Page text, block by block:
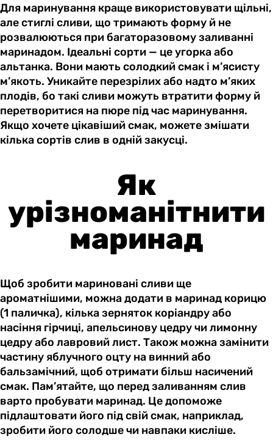
Для маринування краще використовувати щільні,
але стиглі сливи, що тримають форму й не
розвалюються при багаторазовому заливанні
маринадом. Ідеальні сорти — це угорка або
альтанка. Вони мають солодкий смак і м’ясисту
м’якоть. Уникайте перезрілих або надто м’яких
плодів, бо такі сливи можуть втратити форму й
перетворитися на пюре під час маринування.
Якщо хочете цікавіший смак, можете змішати
кілька сортів слив в одній закусці.
Як
урізноманітнити
маринад
Щоб зробити мариновані сливи ще
ароматнішими, можна додати в маринад корицю
(1 паличка), кілька зерняток коріандру або
насіння гірчиці, апельсинову цедру чи лимонну
цедру або лавровий лист. Також можна замінити
частину яблучного оцту на винний або
бальзамічний, щоб отримати більш насичений
смак. Пам’ятайте, що перед заливанням слив
варто пробувати маринад. Це допоможе
підлаштовати його під свій смак, наприклад,
зробити його солодше чи навпаки кисліше.